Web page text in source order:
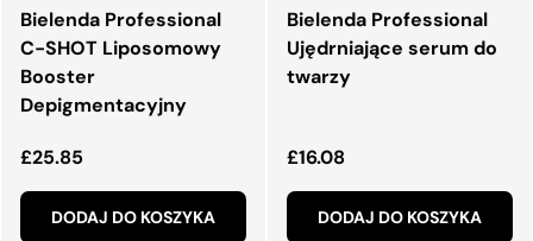
Bielenda Professional
C-SHOT Liposomowy
Booster
Depigmentacyjny
Normalna cena
£25.85
DODAJ DO KOSZYKA
Bielenda Professional
Ujędrniające serum do
twarzy
Normalna cena
£16.08
DODAJ DO KOSZYKA